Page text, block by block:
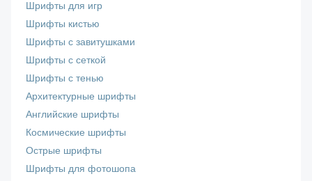
Шрифты для игр
Шрифты кистью
Шрифты с завитушками
Шрифты с сеткой
Шрифты с тенью
Архитектурные шрифты
Английские шрифты
Космические шрифты
Острые шрифты
Шрифты для фотошопа